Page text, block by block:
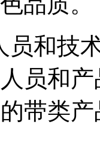
员和技
员和
带类